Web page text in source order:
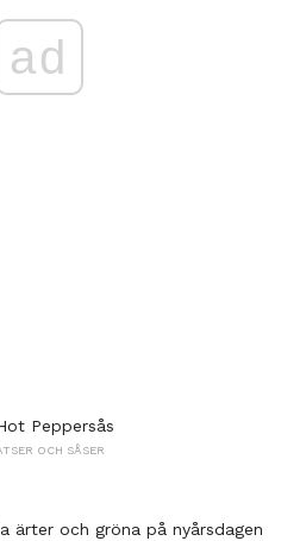
ad
Peppersås
OCH SÅSER
ärter och gröna på nyårsdagen